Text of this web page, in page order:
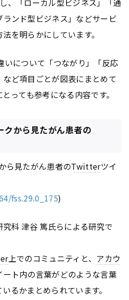
ンド型ビジネス」などサービ
を明らかにしています。
いについて「つながり」「反応
ど項目ごとが図表にまとめて
っても参考になる内容です。
クから見たがん患者の
ら見たがん患者のTwitterツイ
fss.29.0_175)
科 津谷 篤氏らによる研究で
上でのコミュニティと、 アカウ
ト内の言葉がどのような言葉
るかまとめられています。